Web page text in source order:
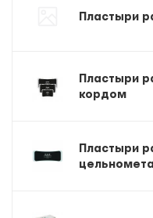
Пластыри
Пластыри
кордом
Пластыри